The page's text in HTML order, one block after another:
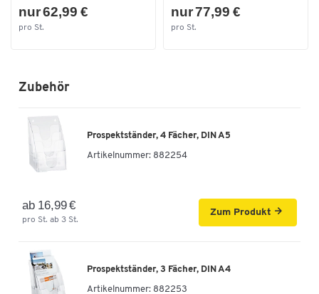
nur 62,99 €
pro St.
nur 77,99 €
pro St.
Zubehör
Prospektständer, 4 Fächer, DIN A5
Artikelnummer: 882254
ab 16,99 €
pro St. ab 3 St.
Zum Produkt
Prospektständer, 3 Fächer, DIN A4
Artikelnummer: 882253